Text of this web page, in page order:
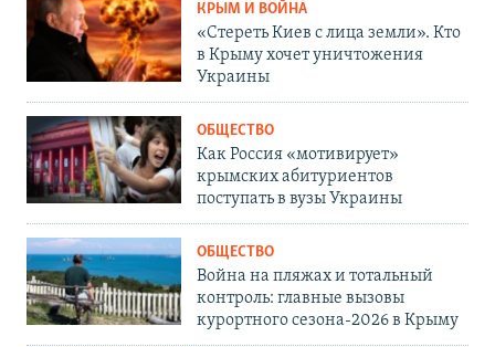
КРЫМ И ВОЙНА
«Стереть Киев с лица земли». Кто
в Крыму хочет уничтожения
Украины
ОБЩЕСТВО
Как Россия «мотивирует»
крымских абитуриентов
поступать в вузы Украины
ОБЩЕСТВО
Война на пляжах и тотальный
контроль: главные вызовы
курортного сезона-2026 в Крыму